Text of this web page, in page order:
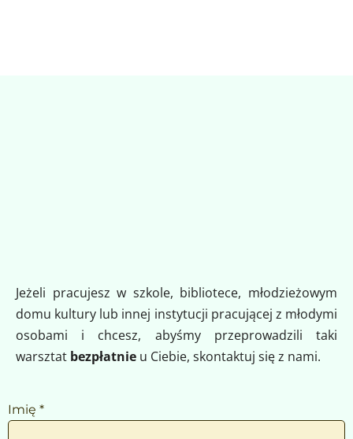
Jeżeli pracujesz w szkole, bibliotece, młodzieżowym
domu kultury lub innej instytucji pracującej z młodymi
osobami i
chcesz, abyśmy przeprowadzili taki
warsztat bezpłatnie u Ciebie, skontaktuj się z nami.
Imię *